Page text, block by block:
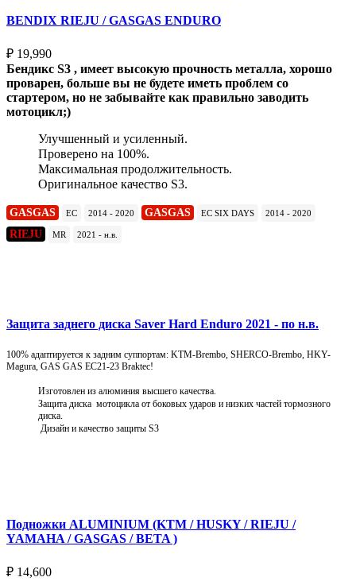
BENDIX RIEJU / GASGAS ENDURO
₽ 19,990
Бендикс S3 , имеет высокую прочность металла, хорошо
проварен, больше вы не будете иметь проблем со
стартером, но не забывайте как правильно заводить
мотоцикл;)
Улучшенный и усиленный.
Проверено на 100%.
Максимальная продолжительность.
Оригинальное качество S3.
GASGAS EC 2014 - 2020 GASGAS EC SIX DAYS 2014 - 2020
RIEJU MR 2021 - н.в.
Защита заднего диска Saver Hard Enduro 2021 - по н.в.
100% адаптируется к задним суппортам: KTM-Brembo, SHERCO-Brembo, HKY-
Magura, GAS GAS EC21-23 Braktec!
Изготовлен из алюминия высшего качества.
Защита диска мотоцикла от боковых ударов и низких частей тормозного
диска.
Дизайн и качество защиты S3
Подножки ALUMINIUM (KTM / HUSKY / RIEJU /
YAMAHA / GASGAS / BETA )
₽ 14,600